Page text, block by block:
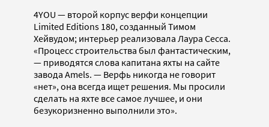
4YOU — второй корпус верфи концепции
Limited Editions 180, созданный Тимом
Хейвудом; интерьер реализовала Лаура Сесса.
«Процесс строительства был фантастическим,
— приводятся слова капитана яхты на сайте
завода Amels. — Верфь никогда не говорит
«нет», она всегда ищет решения. Мы просили
сделать на яхте все самое лучшее, и они
безукоризненно выполнили это».